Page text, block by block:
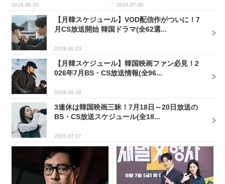
2026.06.10 2026.07.30
【月韓スケジュール】VOD配信作がついに！7
月CS放送開始 韓国ドラマ(全62選...
2026.06.23
【月韓スケジュール】韓国映画ファン必見！2
026年7月BS・CS放送情報(全96...
2026.06.18
3連休は韓国映画三昧！7月18日～20日放送の
BS・CS放送スケジュール(全18...
2026.07.17